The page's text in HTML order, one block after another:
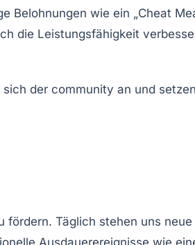
Belohnungen wie ein „Cheat
die Leistungsfähigkeit
fördern. Täglich stehen uns neue
Ausdauerereignisse wie